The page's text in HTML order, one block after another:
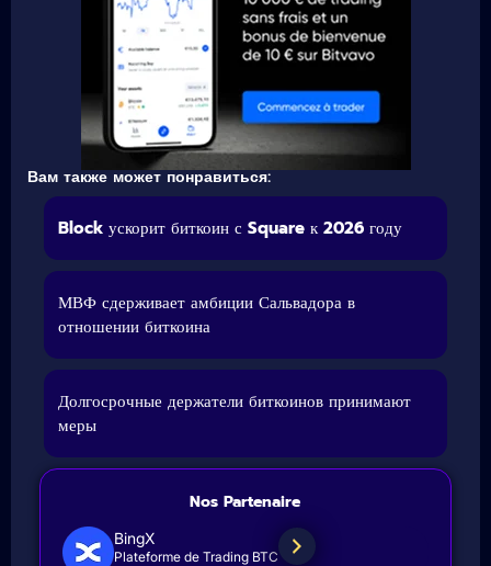
Вам также может понравиться:
Block ускорит биткоин с Square к 2026 году
МВФ сдерживает амбиции Сальвадора в
отношении биткоина
Долгосрочные держатели биткоинов принимают
меры
Nos Partenaire
BingX
Plateforme de Trading BTC